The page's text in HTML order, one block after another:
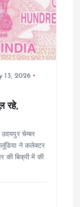
13, 2026
रहे,
चेम्बर
ने कलेक्टर
की बिक्री में की